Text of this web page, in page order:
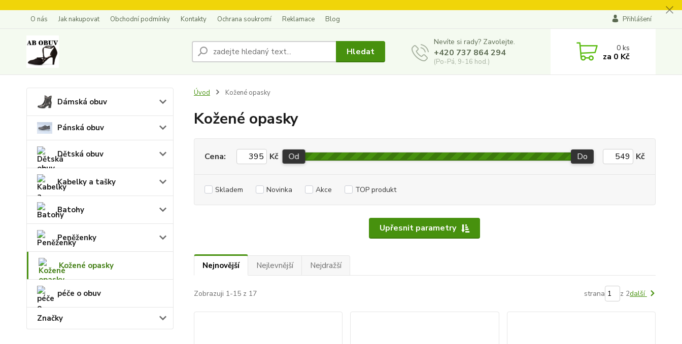
O nás Jak nakupovat Obchodní podmínky Kontakty Ochrana soukromí Reklamace Blog Přihlášení
Hledat
Nevíte si rady? Zavolejte.
+420 737 864 294
(Po-Pá, 9-16 hod.)
0ks
za 0 Kč
Dámská obuv
Pánská obuv
Dětská obuv
Kabelky a tašky
Batohy
Peněženky
Kožené opasky
péče o obuv
Značky
Úvod Kožené opasky
Kožené opasky
Upřesnit parametry
Cena: Kč Od Do Kč
Skladem Novinka Akce TOP produkt
Nejnovější Nejlevnější Nejdražší
Zobrazuji 1-15 z 17 strana z 2další